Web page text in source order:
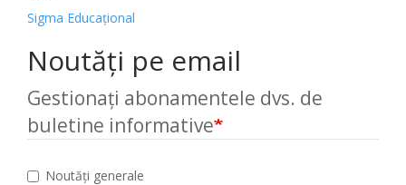
Sigma Educațional
Noutăți pe email
Gestionați abonamentele dvs. de
buletine informative
Noutăți generale